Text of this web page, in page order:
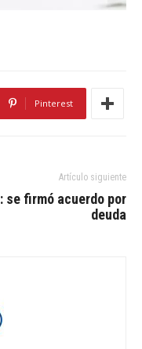
Pinterest
Artículo siguiente
se firmó acuerdo por
deuda